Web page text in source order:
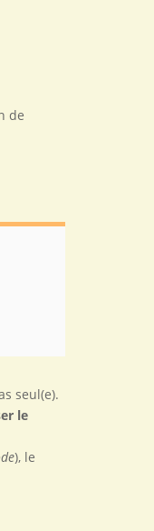
de
seul(e).
le
), le